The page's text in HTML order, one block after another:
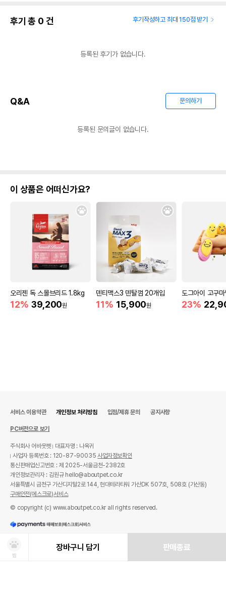
후기 총 0 건 후기작성하고 최대 150점 받기
등록된 후기가 없습니다.
Q&A 문의하기
등록된 문의글이 없습니다.
이 상품은 어떠신가요?
오리젠 독 스몰브리드 1.8kg
12% 39,200원
덴티맥스3 덴탈껌 20개입
11% 15,900원
도그아이 고구
23%
찜
장바구니 담기 판매종료
서비스 이용약관 개인정보 처리방침 입점/제휴 문의 공지사항
PC버전으로 보기
주식회사 어바웃펫
대표자명 : 나옥귀
사업자 등록번호 : 120-87-90035사업자정보확인
통신판매업신고번호 : 제 2025-서울금천-2382호
개인정보관리자 : 김원규 hello@aboutpet.co.kr
서울특별시 금천구 가산디지털2로 144, 현대테라타워 가산DK 507호, 508호 (가산동)
구매안전(에스크로)서비스
© copyright (c) www.aboutpet.co.kr all rights reserved.